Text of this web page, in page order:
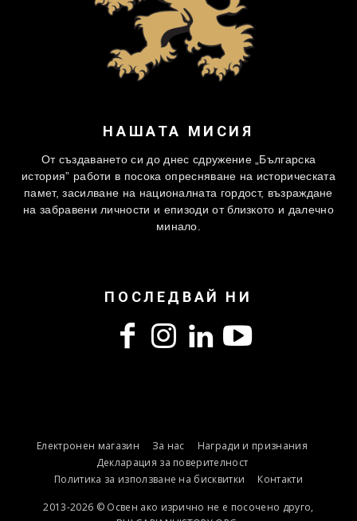
НАШАТА МИСИЯ
От създаването си до днес сдружение „Българска
история” работи в посока опресняване на историческата
памет, засилване на националната гордост, възраждане
на забравени личности и епизоди от близкото и далечно
минало.
ПОСЛЕДВАЙ НИ
Електронен магазин За нас
Награди и признания
Декларация за поверителност
Политика за използване на бисквитки
Контакти
2013-2026 © Освен ако изрично не е посочено друго,